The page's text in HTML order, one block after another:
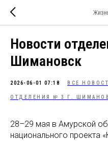
Новости
Шимановск
2026-06-01 07:18 ВСЕ
ОТДЕЛЕНИЯ № 3 Г.
28–29 мая в Амурской
национального проекта